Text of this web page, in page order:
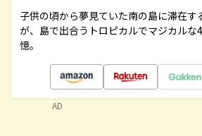
子供の頃から夢見ていた南の島に滞在す
が、島で出合うトロピカルでマジカルな
憶。
AD